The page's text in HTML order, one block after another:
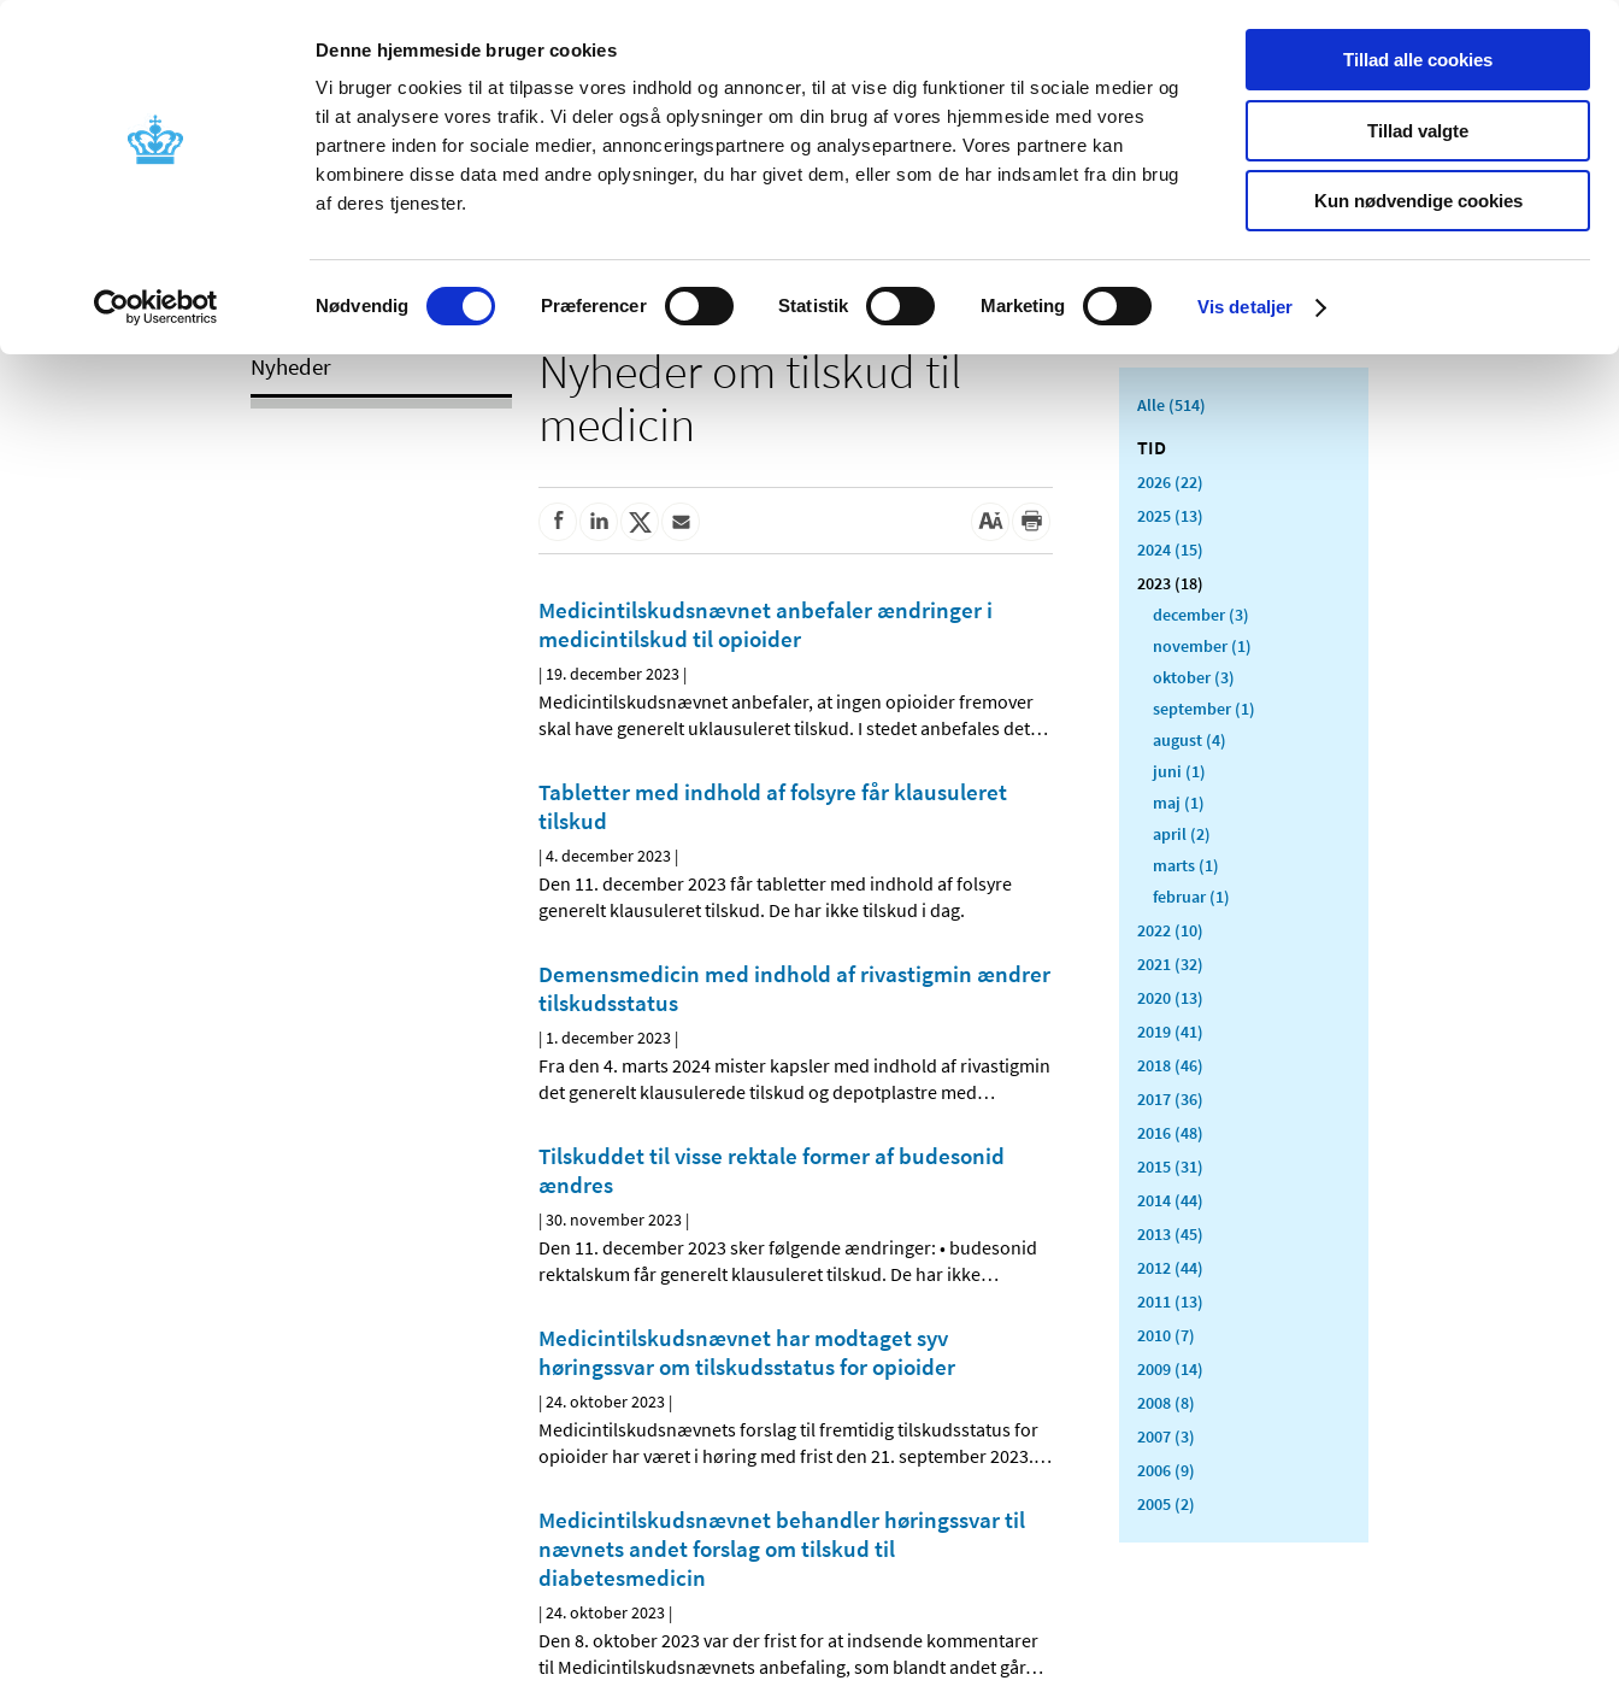
Denne hjemmeside bruger cookies
Vi bruger cookies til at tilpasse vores indhold og annoncer, til at vise dig funktioner til sociale medier og
til at analysere vores trafik. Vi deler også oplysninger om din brug af vores hjemmeside med vores
partnere inden for sociale medier, annonceringspartnere og analysepartnere. Vores partnere kan
kombinere disse data med andre oplysninger, du har givet dem, eller som de har indsamlet fra din brug
af deres tjenester.
Samtykkevalg
Nødvendig Præferencer Statistik Marketing Vis detaljer
Tillad alle cookies
Tillad valgte
Kun nødvendige cookies
Nyheder Om os Kontakt Udgivelser
Godkendelse og
Bivirkninger og
produktinformation
Tilskud og
Apoteker og salg af
Medicinsk
Særlige
produktområder
/ Kategori / Nyheder om Tilskud og priser Tilskud til medicin
Nyheder
Nyheder om tilskud til
medicin
Medicintilskudsnævnet anbefaler ændringer i
medicintilskud til opioider
| 19. december 2023 |
Medicintilskudsnævnet anbefaler, at ingen opioider fremover
skal have generelt uklausuleret tilskud. I stedet anbefales det…
Tabletter med indhold af folsyre får klausuleret
tilskud
|4. december 2023 |
Den 11. december 2023 får tabletter med indhold af folsyre
generelt klausuleret tilskud. De har ikke tilskud i dag.
Demensmedicin med indhold af rivastigmin ændrer
tilskudsstatus
| 1. december 2023 |
Fra den 4. marts 2024 mister kapsler med indhold af rivastigmin
det generelt klausulerede tilskud og depotplastre med…
Tilskuddet til visse rektale former af budesonid
ændres
|30. november 2023 |
Den 11. december 2023 sker følgende ændringer: • budesonid
rektalskum får generelt klausuleret tilskud. De har ikke…
Medicintilskudsnævnet har modtaget syv
høringssvar om tilskudsstatus for opioider
|24. oktober 2023 |
Medicintilskudsnævnets forslag til fremtidig tilskudsstatus for
opioider har været i høring med frist den 21. september 2023.…
Medicintilskudsnævnet behandler høringssvar til
nævnets andet forslag om tilskud til
diabetesmedicin
|24. oktober 2023 |
Den 8. oktober 2023 var der frist for at indsende kommentarer
til Medicintilskudsnævnets anbefaling, som blandt andet går…
Alle (514)
TID
2026 (22)
2025 (13)
2024 (15)
2023 (18)
december (3)
november (1)
oktober (3)
september (1)
august (4)
juni (1)
maj (1)
april (2)
marts (1)
februar (1)
2022 (10)
2021 (32)
2020 (13)
2019 (41)
2018 (46)
2017 (36)
2016 (48)
2015 (31)
2014 (44)
2013 (45)
2012 (44)
2011 (13)
2010 (7)
2009 (14)
2008 (8)
2007 (3)
2006 (9)
2005 (2)